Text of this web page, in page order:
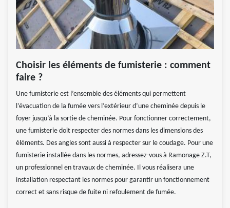
Choisir les éléments de fumisterie : comment
faire ?
Une fumisterie est l’ensemble des éléments qui permettent
l’évacuation de la fumée vers l’extérieur d’une cheminée depuis le
foyer jusqu’à la sortie de cheminée. Pour fonctionner correctement,
une fumisterie doit respecter des normes dans les dimensions des
éléments. Des angles sont aussi à respecter sur le coudage. Pour une
fumisterie installée dans les normes, adressez-vous à Ramonage Z.T,
un professionnel en travaux de cheminée. Il vous réalisera une
installation respectant les normes pour garantir un fonctionnement
correct et sans risque de fuite ni refoulement de fumée.